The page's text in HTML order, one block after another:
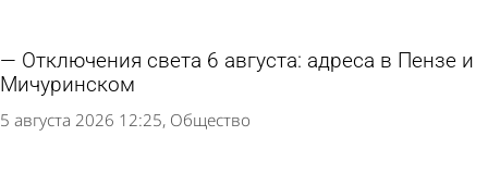
Отключения света 6 августа: адреса в Пензе и
Мичуринском
5 августа 2026 12:25 Общество